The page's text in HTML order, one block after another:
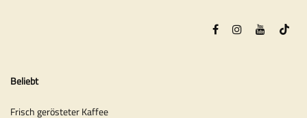
Beliebt
Frisch gerösteter Kaffee